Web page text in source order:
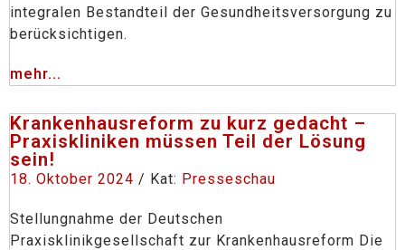
integralen Bestandteil der Gesundheitsversorgung zu
berücksichtigen.
mehr...
Krankenhausreform zu kurz gedacht –
Praxiskliniken müssen Teil der Lösung
sein!
18. Oktober 2024 / Kat: Presseschau
Stellungnahme der Deutschen
Praxisklinikgesellschaft zur Krankenhausreform Die